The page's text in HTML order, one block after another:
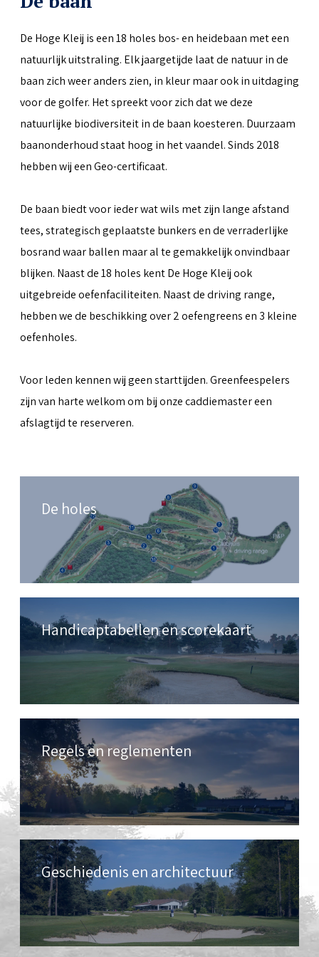
De Hoge Kleij is een 18 holes bos- en heidebaan met een
natuurlijk uitstraling. Elk jaargetijde laat de natuur in de
baan zich weer anders zien, in kleur maar ook in uitdaging
voor de golfer. Het spreekt voor zich dat we deze
natuurlijke biodiversiteit in de baan koesteren. Duurzaam
baanonderhoud staat hoog in het vaandel. Sinds 2018
hebben wij een Geo-certificaat.
De baan biedt voor ieder wat wils met zijn lange afstand
tees, strategisch geplaatste bunkers en de verraderlijke
bosrand waar ballen maar al te gemakkelijk onvindbaar
blijken. Naast de 18 holes kent De Hoge Kleij ook
uitgebreide oefenfaciliteiten. Naast de driving range,
hebben we de beschikking over 2 oefengreens en 3 kleine
oefenholes.
Voor leden kennen wij geen starttijden. Greenfeespelers
zijn van harte welkom om bij onze caddiemaster een
afslagtijd te reserveren.
De holes
Handicaptabellen en scorekaart
Regels en reglementen
Geschiedenis en architectuur